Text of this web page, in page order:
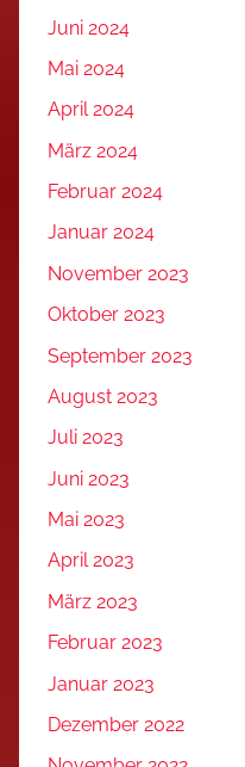
Juni 2024
Mai 2024
April 2024
März 2024
Februar 2024
Januar 2024
November 2023
Oktober 2023
September 2023
August 2023
Juli 2023
Juni 2023
Mai 2023
April 2023
März 2023
Februar 2023
Januar 2023
Dezember 2022